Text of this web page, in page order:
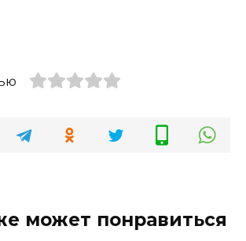
может понравиться